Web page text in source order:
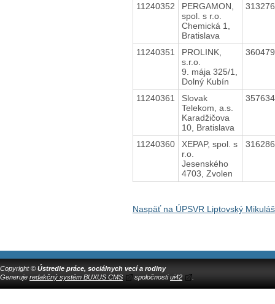
11240352
PERGAMON,
spol. s r.o.
Chemická 1,
Bratislava
11240351
PROLINK,
s.r.o.
9. mája 325/1,
Dolný Kubín
11240361
Slovak
Telekom, a.s.
Karadžičova
10, Bratislava
11240360
XEPAP, spol. s
r.o.
Jesenského
4703, Zvolen
Naspäť na ÚPSVR Liptovský Mikuláš
Copyright © Ústredie práce, sociálnych vecí a rodiny
Generuje redakčný systém BUXUS CMS spoločnostiui42